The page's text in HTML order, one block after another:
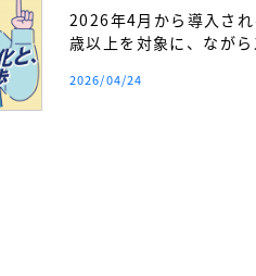
2026年4月から導入さ
歳以上を対象に、なが
覚を持ち、将来の安全
2026/04/24